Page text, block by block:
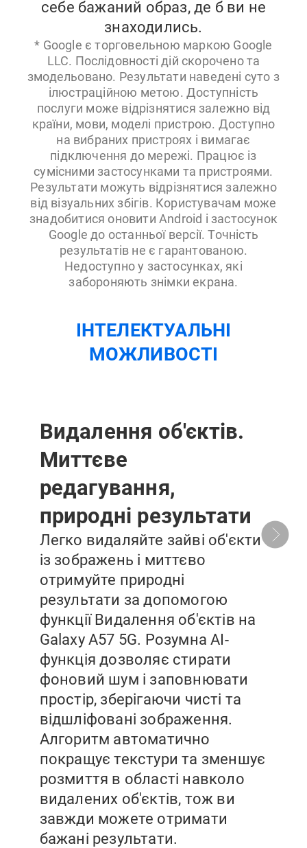
себе бажаний образ, де б ви не
знаходились.
* Google є торговельною маркою Google
LLC. Послідовності дій скорочено та
змодельовано. Результати наведені суто з
ілюстраційною метою. Доступність
послуги може відрізнятися залежно від
країни, мови, моделі пристрою. Доступно
на вибраних пристроях і вимагає
підключення до мережі. Працює із
сумісними застосунками та пристроями.
Результати можуть відрізнятися залежно
від візуальних збігів. Користувачам може
знадобитися оновити Android і застосунок
Google до останньої версії. Точність
результатів не є гарантованою.
Недоступно у застосунках, які
забороняють знімки екрана.
ІНТЕЛЕКТУАЛЬНІ
МОЖЛИВОСТІ
Видалення об'єктів.
Миттєве
редагування,
природні результати
Легко видаляйте зайві об'єкти
із зображень і миттєво
отримуйте природні
результати за допомогою
функції Видалення об'єктів на
Galaxy A57 5G. Розумна AI-
функція дозволяє стирати
фоновий шум і заповнювати
простір, зберігаючи чисті та
відшліфовані зображення.
Алгоритм автоматично
покращує текстури та зменшує
розмиття в області навколо
видалених об'єктів, тож ви
завжди можете отримати
бажані результати.